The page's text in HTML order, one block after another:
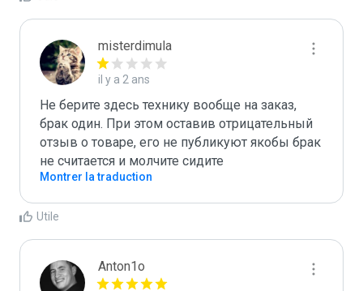
misterdimula
il y a 2 ans
Не берите здесь технику вообще на заказ,
брак один. При этом оставив отрицательный
отзыв о товаре, его не публикуют якобы брак
не считается и молчите сидите
Montrer la traduction
Utile
Anton1o